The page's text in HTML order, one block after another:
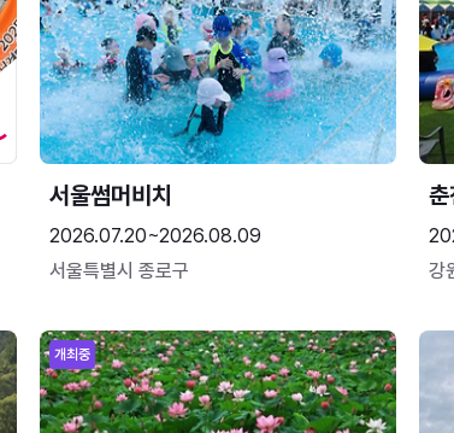
서울썸머비치
2026.07.20~2026.08.09
서울특별시 종로구
강
개최중